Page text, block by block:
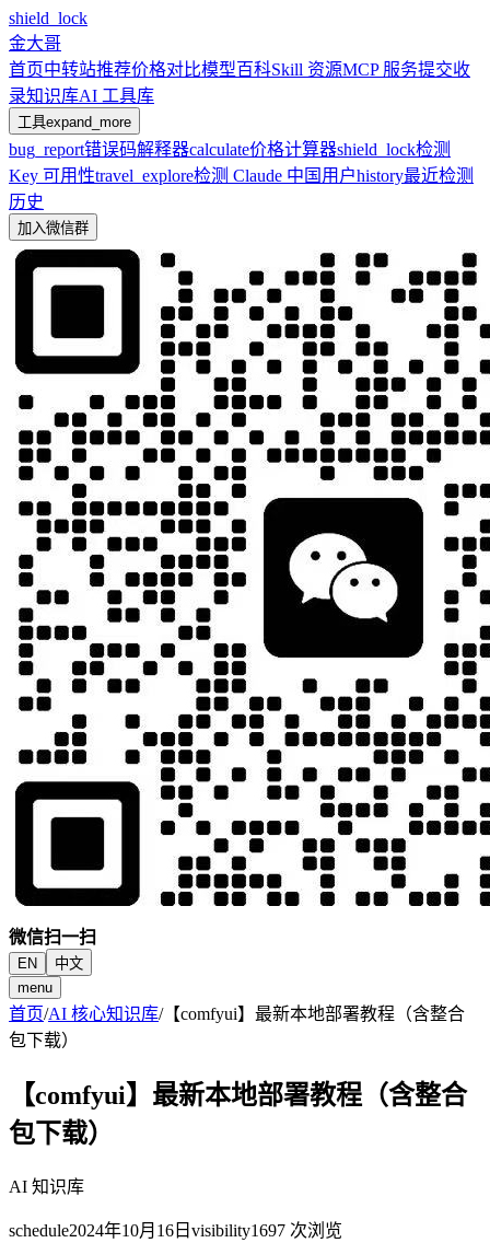
shield_lock
金大哥
首页中转站推荐价格对比模型百科Skill 资源MCP 服务提交收
录知识库AI 工具库
工具expand_more
bug_report错误码解释器calculate价格计算器shield_lock检测
Key 可用性travel_explore检测 Claude 中国用户history最近检测
历史
加入微信群
微信扫一扫
EN
中文
menu
首页/AI 核心知识库/【comfyui】最新本地部署教程（含整合
包下载）
【comfyui】最新本地部署教程（含整合
包下载）
AI 知识库
schedule2024年10月16日 visibility1697 次浏览